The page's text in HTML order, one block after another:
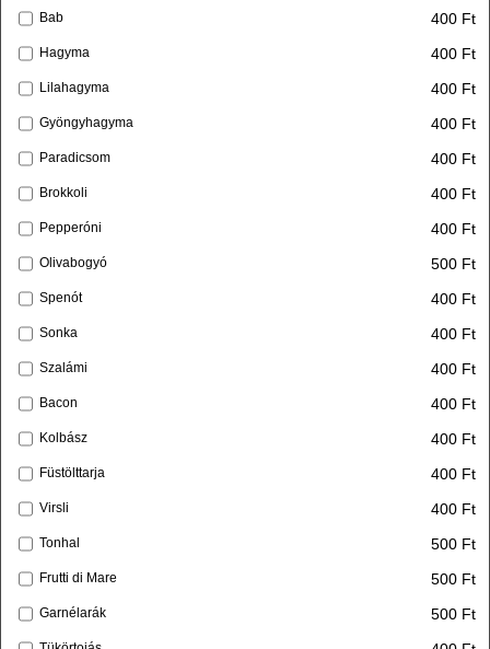
Bab 400 Ft
Hagyma 400 Ft
Lilahagyma 400 Ft
Gyöngyhagyma 400 Ft
Paradicsom 400 Ft
Brokkoli 400 Ft
Pepperóni 400 Ft
Olivabogyó 500 Ft
Spenót 400 Ft
Sonka 400 Ft
Szalámi 400 Ft
Bacon 400 Ft
Kolbász 400 Ft
Füstölttarja 400 Ft
Virsli 400 Ft
Tonhal 500 Ft
Frutti di Mare 500 Ft
Garnélarák 500 Ft